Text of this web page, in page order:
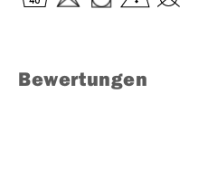
Bewertungen